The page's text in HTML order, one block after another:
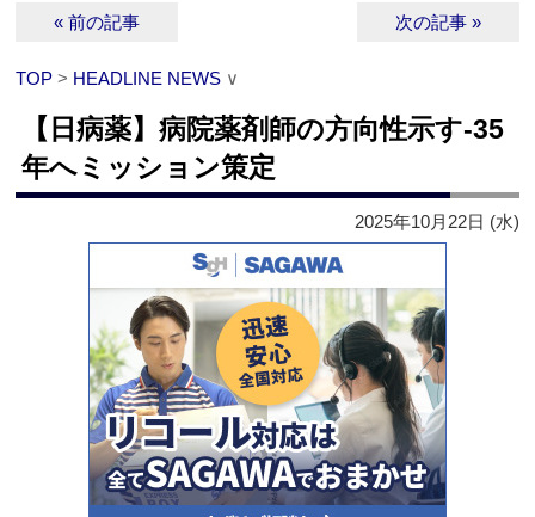
« 前の記事 次の記事 »
TOP > HEADLINE NEWS ∨
【日病薬】病院薬剤師の方向性示す‐35
年へミッション策定
2025年10月22日 (水)